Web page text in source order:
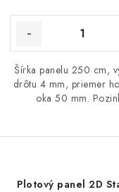
Šírka panelu 250 cm,
drôtu 4 mm, priemer
oka 50 mm.
Plotový panel 2D